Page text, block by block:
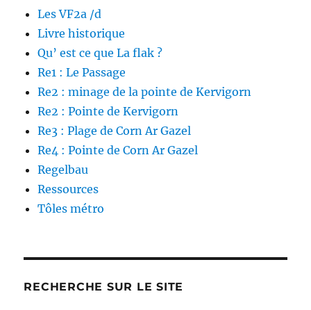
Les VF2a /d
Livre historique
Qu’ est ce que La flak ?
Re1 : Le Passage
Re2 : minage de la pointe de Kervigorn
Re2 : Pointe de Kervigorn
Re3 : Plage de Corn Ar Gazel
Re4 : Pointe de Corn Ar Gazel
Regelbau
Ressources
Tôles métro
RECHERCHE SUR LE SITE